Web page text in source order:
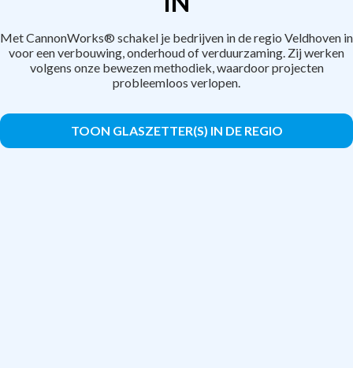
Met CannonWorks® schakel je bedrijven in de regio Veldhoven in
voor een verbouwing, onderhoud of verduurzaming. Zij werken
volgens onze bewezen methodiek, waardoor projecten
probleemloos verlopen.
TOON GLASZETTER(S) IN DE REGIO